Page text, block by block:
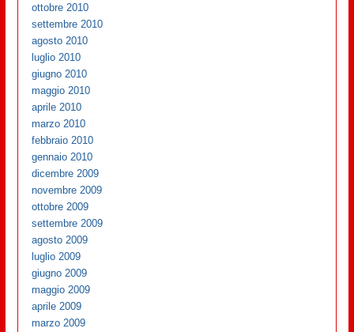
ottobre 2010
settembre 2010
agosto 2010
luglio 2010
giugno 2010
maggio 2010
aprile 2010
marzo 2010
febbraio 2010
gennaio 2010
dicembre 2009
novembre 2009
ottobre 2009
settembre 2009
agosto 2009
luglio 2009
giugno 2009
maggio 2009
aprile 2009
marzo 2009